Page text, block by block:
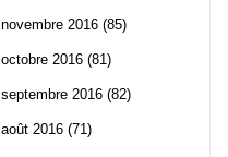
novembre 2016 (85)
octobre 2016 (81)
septembre 2016 (82)
août 2016 (71)